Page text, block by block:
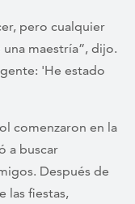
pero cualquier
maestría”, dijo.
'He estado
comenzaron en la
a buscar
Después de
las fiestas,